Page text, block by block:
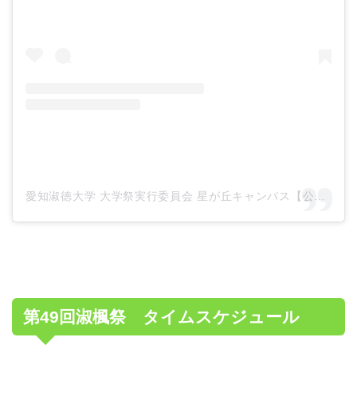
愛知淑徳大学 大学祭実行委員会 星が丘キャンパス【公式】(@shukufu_49)がシェアした投稿
第49回淑楓祭 タイムスケジュール